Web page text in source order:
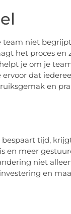
team niet
het proces en
je om je
dat
en
tijd,
en meer
niet
en